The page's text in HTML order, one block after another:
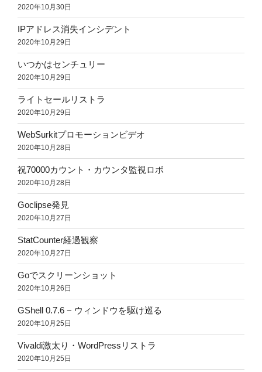
2020年10月30日
IPアドレス消失インシデント
2020年10月29日
いつかはセンチュリー
2020年10月29日
ライトセールリストラ
2020年10月29日
WebSurkitプロモーションビデオ
2020年10月28日
祝70000カウント・カウンタ監視ロボ
2020年10月28日
Goclipse発見
2020年10月27日
StatCounter経過観察
2020年10月27日
Goでスクリーンショット
2020年10月26日
GShell 0.7.6 − ウィンドウを駆け巡る
2020年10月25日
Vivaldi激太り・WordPressリストラ
2020年10月25日